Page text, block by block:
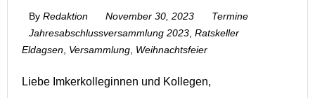
By Redaktion November 30, 2023
Termine
Jahresabschlussversammlung 2023 Ratskeller
Eldagsen Versammlung Weihnachtsfeier
Liebe Imkerkolleginnen und Kollegen,